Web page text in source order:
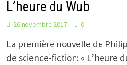
L’heure du Wub
26 novembre 2017 0
La première nouvelle de
de science-fiction: « L’heure